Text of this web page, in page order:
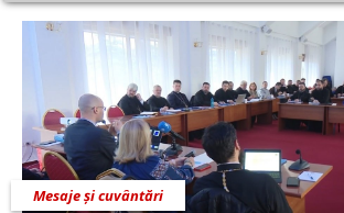
Mesaje și cuvântări